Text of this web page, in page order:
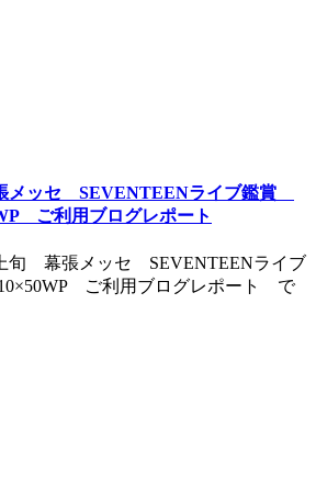
メッセ SEVENTEENライブ鑑賞
ご利用ブログレポート
旬 幕張メッセ SEVENTEENライブ
ご利用ブログレポート で